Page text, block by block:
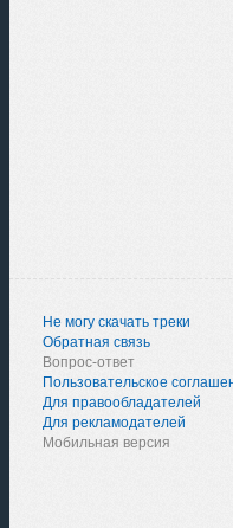
Не могу скачать треки
Обратная связь
Вопрос-ответ
Пользовательское
Для правообладателей
Для рекламодателей
Мобильная версия